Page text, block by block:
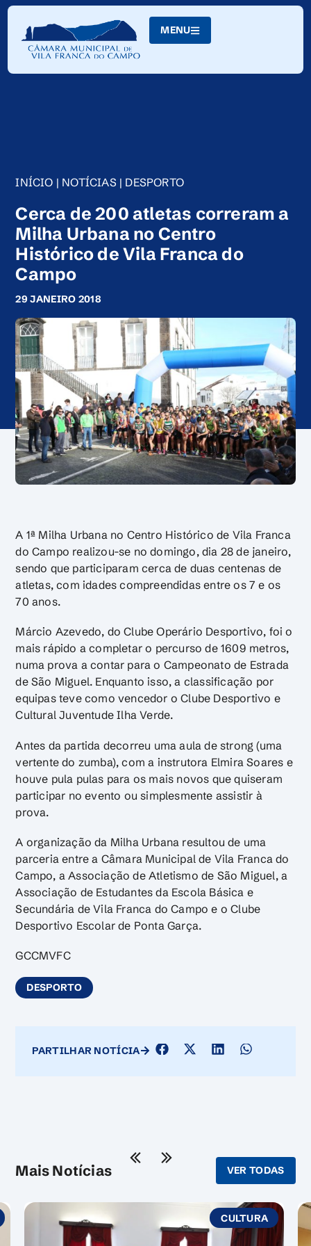
Skip
Content
MENU
INÍCIO | NOTÍCIAS | DESPORTO
Cerca de 200 atletas correram a
Milha Urbana no Centro
Histórico de Vila Franca do
Campo
29 JANEIRO 2018
A 1ª Milha Urbana no Centro Histórico de Vila Franca
do Campo realizou-se no domingo, dia 28 de janeiro,
sendo que participaram cerca de duas centenas de
atletas, com idades compreendidas entre os 7 e os
70 anos.
Márcio Azevedo, do Clube Operário Desportivo, foi o
mais rápido a completar o percurso de 1609 metros,
numa prova a contar para o Campeonato de Estrada
de São Miguel. Enquanto isso, a classificação por
equipas teve como vencedor o Clube Desportivo e
Cultural Juventude Ilha Verde.
Antes da partida decorreu uma aula de strong (uma
vertente do zumba), com a instrutora Elmira Soares e
houve pula pulas para os mais novos que quiseram
participar no evento ou simplesmente assistir à
prova.
A organização da Milha Urbana resultou de uma
parceria entre a Câmara Municipal de Vila Franca do
Campo, a Associação de Atletismo de São Miguel, a
Associação de Estudantes da Escola Básica e
Secundária de Vila Franca do Campo e o Clube
Desportivo Escolar de Ponta Garça.
GCCMVFC
DESPORTO
PARTILHAR NOTÍCIA
Mais Notícias VER TODAS
AMBIENTE